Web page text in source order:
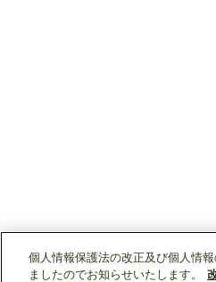
個人情報保護法の改正及び個人情
ましたのでお知らせいたします。